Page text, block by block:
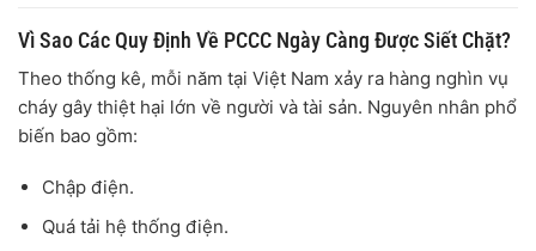
Vì Sao Các Quy Định Về PCCC Ngày Càng Được Siết Chặt?
Theo thống kê, mỗi năm tại Việt Nam xảy ra hàng nghìn vụ
cháy gây thiệt hại lớn về người và tài sản. Nguyên nhân phổ
biến bao gồm:
Chập điện.
Quá tải hệ thống điện.